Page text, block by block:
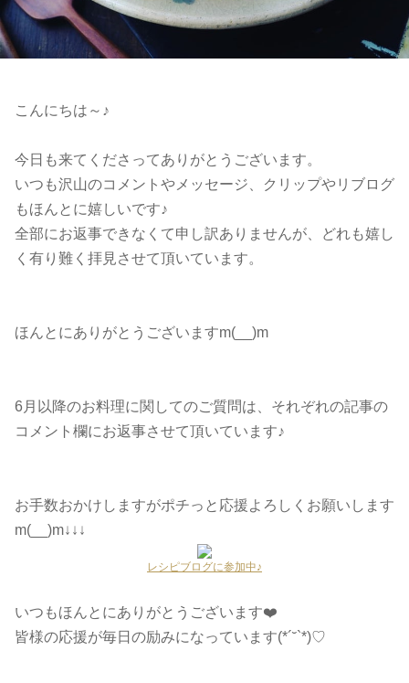
こんにちは～♪
今日も来てくださってありがとうございます。
いつも沢山のコメントやメッセージ、クリップやリブログ
もほんとに嬉しいです♪
全部にお返事できなくて申し訳ありませんが、どれも嬉し
く有り難く拝見させて頂いています。
ほんとにありがとうございますm(__)m
6月以降のお料理に関してのご質問は、それぞれの記事の
コメント欄にお返事させて頂いています♪
お手数おかけしますがポチっと応援よろしくお願いします
m(__)m↓↓↓
レシピブログに参加中♪
いつもほんとにありがとうございます❤️
皆様の応援が毎日の励みになっています(*´˘`*)♡